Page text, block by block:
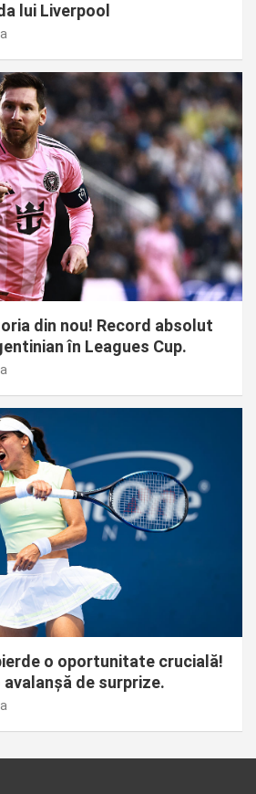
lui Liverpool
din nou! Record absolut
în Leagues Cup.
o oportunitate crucială!
de surprize.